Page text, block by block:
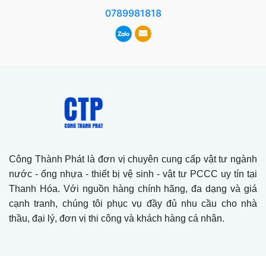
0789981818
Công Thành Phát là đơn vị chuyên cung cấp vật tư ngành
nước - ống nhựa - thiết bị vệ sinh - vật tư PCCC uy tín tại
Thanh Hóa. Với nguồn hàng chính hãng, đa dạng và giá
cạnh tranh, chúng tôi phục vụ đầy đủ nhu cầu cho nhà
thầu, đại lý, đơn vị thi công và khách hàng cá nhân.